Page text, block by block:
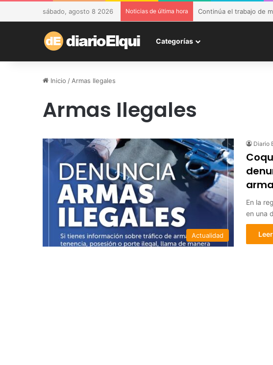
sábado, agosto 8 2026 Noticias de última hora DESAM de Vicuña
Categorías
Inicio / Armas Ilegales
Armas Ilegales
Actualidad
Diario
En la
en una